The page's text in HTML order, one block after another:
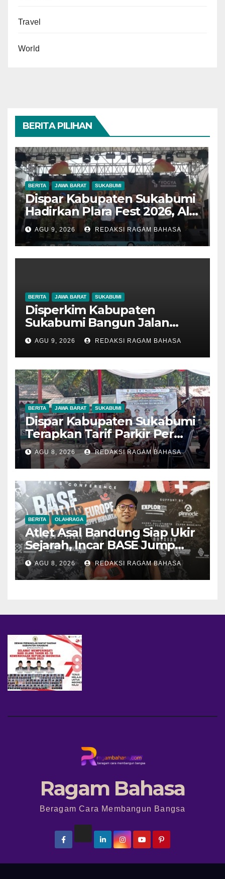
Travel
World
BERITA PILIHAN
BERITA JAWA BARAT SUKABUMI
Dispar Kabupaten Sukabumi
Hadirkan Plara Fest 2026, Ali
Iskandar: Budaya Jadi
Kekuatan Promosi Wisata
Daerah
AGU 9, 2026 REDAKSI RAGAM BAHASA
BERITA JAWA BARAT SUKABUMI
Disperkim Kabupaten
Sukabumi Bangun Jalan
Lingkungan di Desa Cisaat,
Sendi Apriadi: Infrastruktur
Berkualitas untuk
Kenyamanan Warga
AGU 9, 2026 REDAKSI RAGAM BAHASA
BERITA JAWA BARAT SUKABUMI
Dispar Kabupaten Sukabumi
Terapkan Tarif Parkir Per
Jam, Ali Iskandar: Wujudkan
Wisata yang Aman, Nyaman,
dan Bebas Pungli
AGU 8, 2026 REDAKSI RAGAM BAHASA
BERITA OLAHRAGA
Atlet Asal Bandung Siap Ukir
Sejarah, Incar BASE Jump
dari Eiger Mushroom Swiss
AGU 8, 2026 REDAKSI RAGAM BAHASA
Ragam Bahasa
Beragam Cara Membangun Bangsa